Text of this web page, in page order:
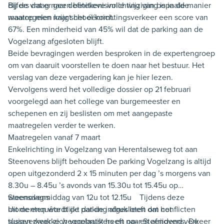
cijfers dat er geen betekenisvolle wijziging is in de manier
waarop men naar school komt.
Bij de vraag naar definitieve inrichting van bepaalde
maatregelen krijgt het éénrichtingsverkeer een score van
67%. Een minderheid van 45% wil dat de parking aan de
Vogelzang afgesloten blijft.
Beide bevragingen werden besproken in de expertengroep
om van daaruit voorstellen te doen naar het bestuur. Het
verslag van deze vergadering kan je hier lezen.
Vervolgens werd het volledige dossier op 21 februari
voorgelegd aan het college van burgemeester en
schepenen en zij beslisten om met aangepaste
maatregelen verder te werken.
Maatregelen vanaf 7 maart
Enkelrichting in Vogelzang van Herentalseweg tot aan
Steenovens blijft behouden De parking Vogelzang is altijd
open uitgezonderd 2 x 15 minuten per dag ’s morgens van
8.30u – 8.45u ’s avonds van 15.30u tot 15.45u op
woensdagmiddag van 12u tot 12.15u Tijdens deze
momenten wordt de parking afgesloten om conflicten
tussen zwakke weggebruikers en op- en afrijdend verkeer
Steenovens
Uit de enquête blijkt dat de indruk leeft dat het
sluipverkeer zich verplaatst heeft naar Steenovens. De